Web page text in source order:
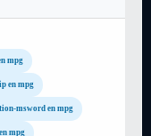
mpg
en mpg
msword en mpg
mpg